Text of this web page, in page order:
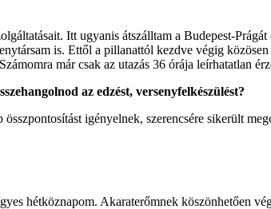
Itt ugyanis átszálltam a Budepest-
is. Ettől a pillanattól kezdve végig
már csak az utazás 36 órája leírhatatlan
az edzést, versenyfelkészülést?
igényelnek, szerencsére sikerült
hétköznapom. Akaraterőmnek köszönhetően